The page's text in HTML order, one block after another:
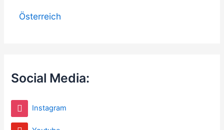
Österreich
Social Media:
Instagram